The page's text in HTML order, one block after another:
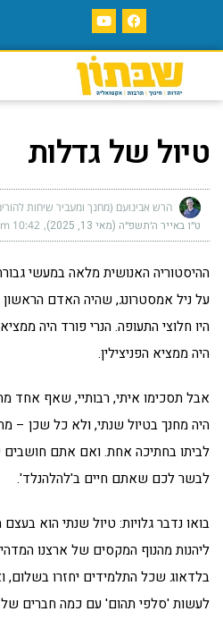
טיול של גדלות
הרש אבינועם (מחנך ומעביר שיחות
ט״ו באייר ה׳תשפ״ה (מאי 13, 2025) 10:42 pm
ההיסטוריה האנושית מלאה במעשי
על ניל אמסטרונג, שהיה האדם
היו חלוצי התעופה. הנרי פורד היה
היה ממציא הפניצילין.
אבל תסכימו איתי, רבותיי, שאף אחד
היה מחנך בטיול שנתי, ולא כל שכן –
לביתו בחתיכה אחת. ואם אתם
לבשר לכם שאתם חיים ב'להלהנלד'.
בואו נדבר גלויות: טיול שנתי הוא
ליהנות מהנוף המקסים של ארצנו
בלדאוג שכל התלמידים יחזרו בשלום,
לעשות 'סלפי תהום' עם כמה חברים